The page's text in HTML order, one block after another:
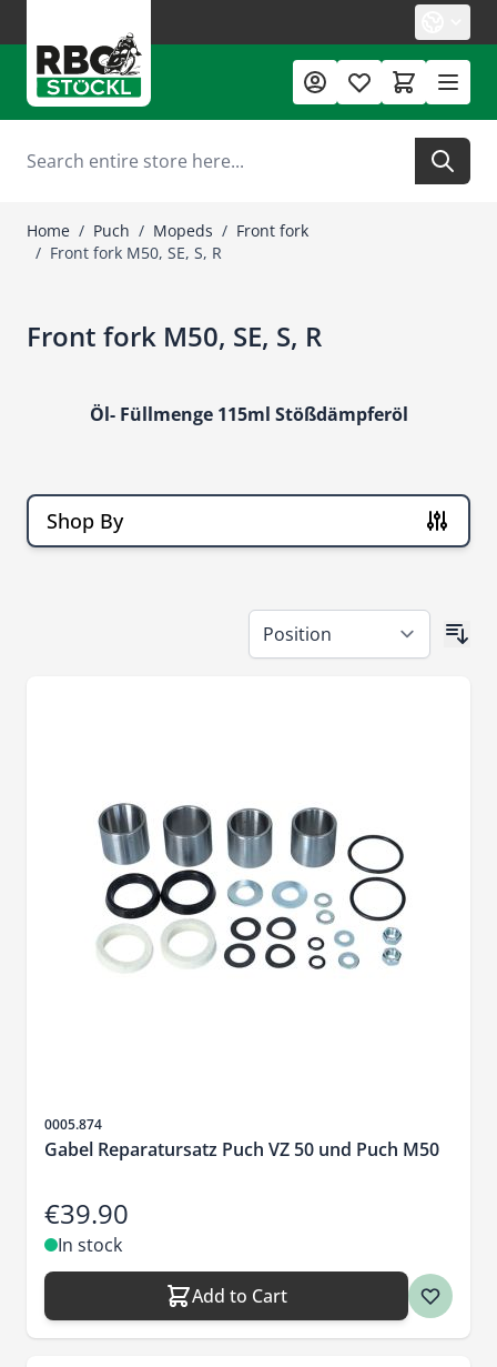
Search
Home / Puch / Mopeds / Front fork
/ Front fork M50, SE, S, R
Front fork M50, SE, S, R
Öl- Füllmenge 115ml Stößdämpferöl
Shop By
Sku
0005.874
Gabel Reparatursatz Puch VZ 50 und Puch M50
€39.90
In stock
Add to Cart